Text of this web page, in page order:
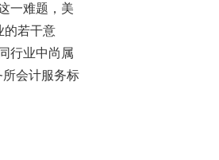
一难题，美
的若干意
行业中尚属
所会计服务标